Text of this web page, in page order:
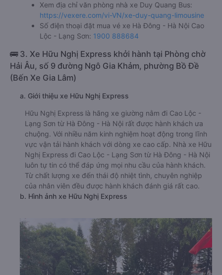
Xem địa chỉ văn phòng nhà xe Duy Quang Bus:
https://vexere.com/vi-VN/xe-duy-quang-limousine
Số điện thoại đặt mua vé xe Hà Đông - Hà Nội Cao
Lộc - Lạng Sơn: 1900 888684
🚌 3. Xe Hữu Nghị Express khởi hành tại Phòng chờ
Hải Âu, số 9 đường Ngô Gia Khảm, phường Bồ Đề
(Bến Xe Gia Lâm)
a. Giới thiệu xe Hữu Nghị Express
Hữu Nghị Express là hãng xe giường nằm đi Cao Lộc -
Lạng Sơn từ Hà Đông - Hà Nội rất được hành khách ưa
chuộng. Với nhiều năm kinh nghiệm hoạt động trong lĩnh
vực vận tải hành khách với dòng xe cao cấp. Nhà xe Hữu
Nghị Express đi Cao Lộc - Lạng Sơn từ Hà Đông - Hà Nội
luôn tự tin có thể đáp ứng mọi nhu cầu của hành khách.
Từ chất lượng xe đến thái độ nhiệt tình, chuyên nghiệp
của nhân viên đều được hành khách đánh giá rất cao.
b. Hình ảnh xe Hữu Nghị Express